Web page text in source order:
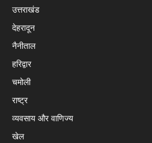
उत्तराखंड
देहरादून
नैनीताल
हरिद्वार
चमोली
राष्ट्र
व्यवसाय और वाणिज्य
खेल